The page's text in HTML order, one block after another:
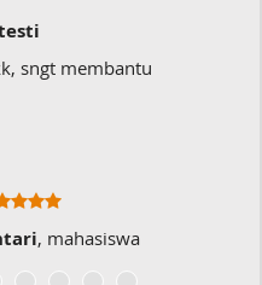
membantu
, mahasiswa